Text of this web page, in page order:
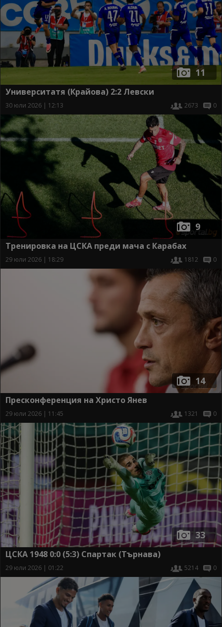
11
Университатя (Крайова) 2:2 Левски
30 юли 2026 | 12:13 2673 0
9
Тренировка на ЦСКА преди мача с Карабах
29 юли 2026 | 18:29 1812 0
14
Пресконференция на Христо Янев
29 юли 2026 | 11:45 1321 0
33
ЦСКА 1948 0:0 (5:3) Спартак (Търнава)
29 юли 2026 | 01:22 5214 0